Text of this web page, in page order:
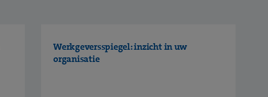
Werkgeversspiegel: inzicht in uw
organisatie